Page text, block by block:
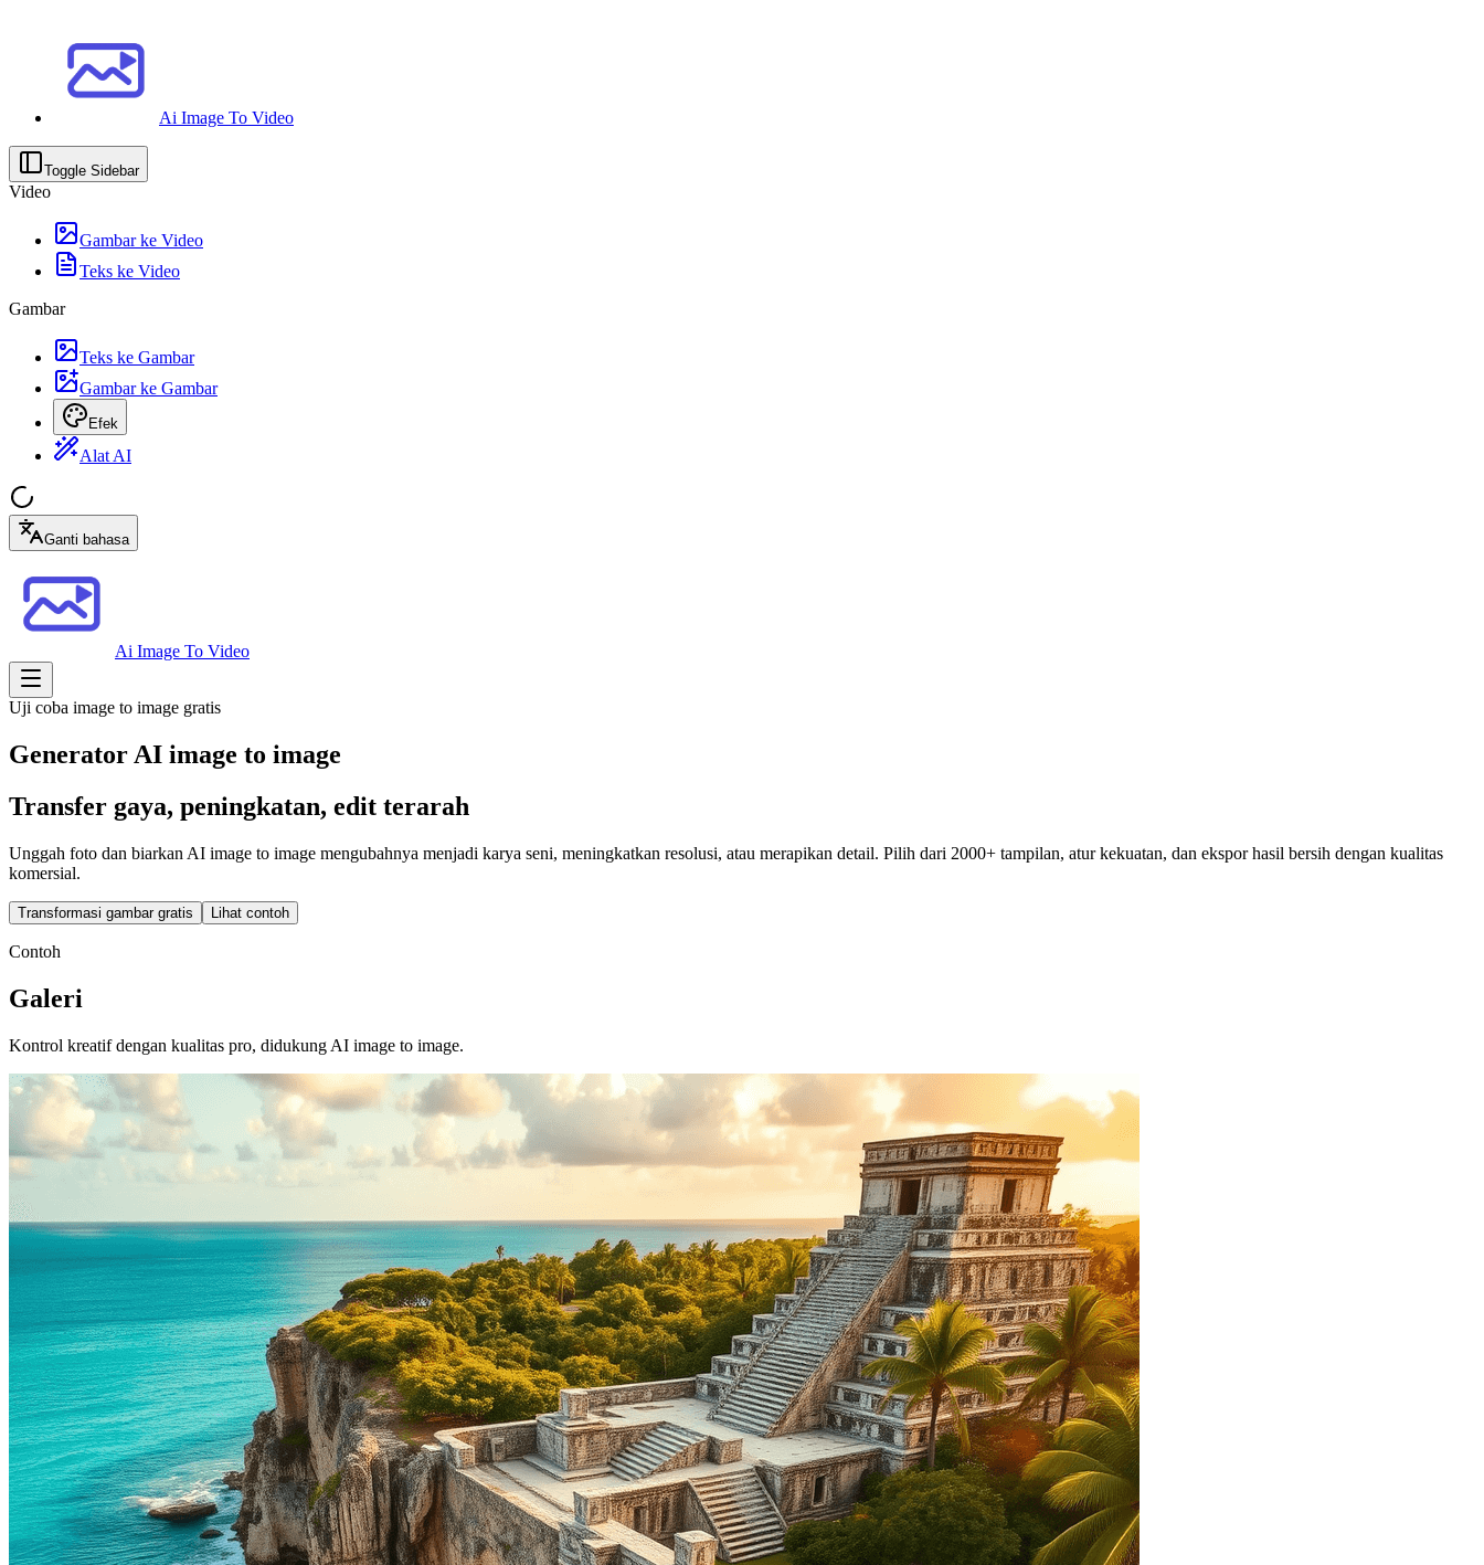
Ai Image To Video
Toggle Sidebar
Video
Gambar ke Video
Teks ke Video
Gambar
Teks ke Gambar
Gambar ke Gambar
Efek
Alat AI
Ganti bahasa
Ai Image To Video
Uji coba image to image gratis
Generator AI image to image
Transfer gaya, peningkatan, edit terarah
Unggah foto dan biarkan AI image to image mengubahnya menjadi karya seni, meningkatkan resolusi, atau merapikan detail. Pilih dari 2000+ tampilan, atur kekuatan, dan ekspor hasil bersih dengan kualitas
komersial.
Transformasi gambar gratis Lihat contoh
Contoh
Galeri
Kontrol kreatif dengan kualitas pro, didukung AI image to image.